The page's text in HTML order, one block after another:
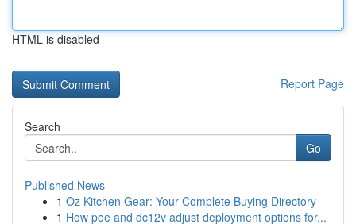
HTML is disabled
Report Page
Search
Go
Published News
1 Oz Kitchen Gear: Your Complete Buying Directory
1 How poe and dc12v adjust deployment options for...